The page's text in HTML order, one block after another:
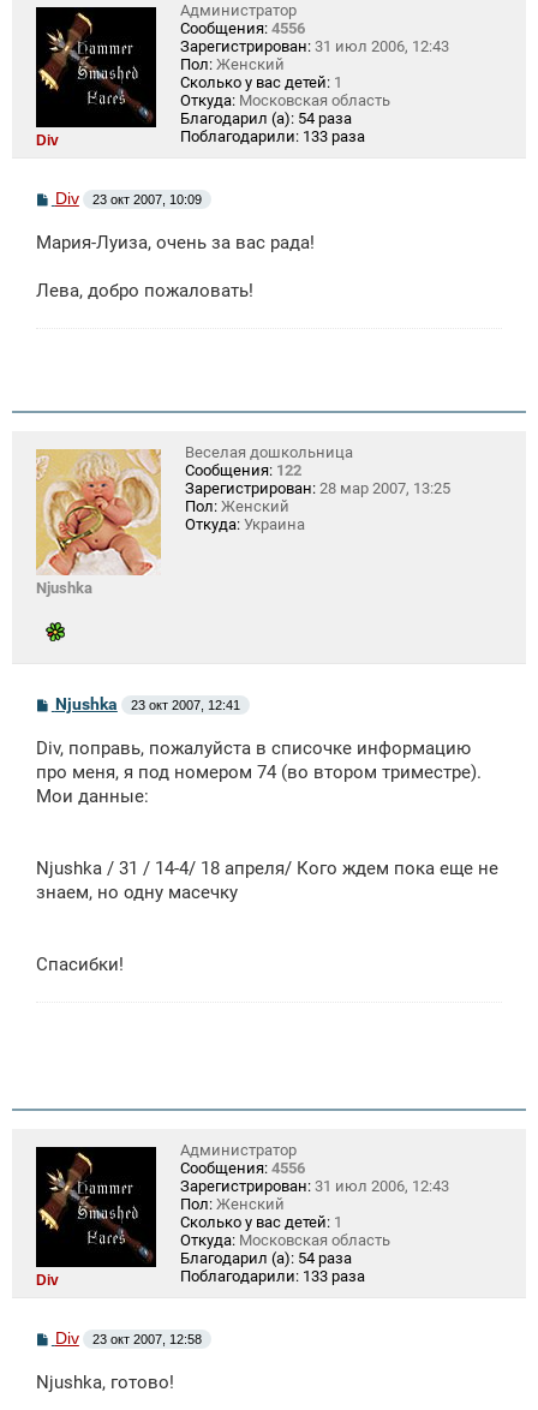
Div
Администратор
Сообщения: 4556
Зарегистрирован: 31 июл 2006, 12:43
Пол: Женский
Сколько у вас детей: 1
Откуда: Московская область
Благодарил (а): 54 раза
Поблагодарили: 133 раза
С
б
н
Div 23 окт 2007, 10:09
Мария-Луиза, очень за вас рада!
Лева, добро пожаловать!
Njushka
Веселая дошкольница
Сообщения: 122
Зарегистрирован: 28 мар 2007, 13:25
Пол: Женский
Откуда: Украина
С
б
щ
е
н
Njushka 23 окт 2007, 12:41
Div, поправь, пожалуйста в списочке информацию
про меня, я под номером 74 (во втором триместре).
Мои данные:
Njushka / 31 / 14-4/ 18 апреля/ Кого ждем пока еще не
знаем, но одну масечку
Спасибки!
Div
Администратор
Сообщения: 4556
Зарегистрирован: 31 июл 2006, 12:43
Пол: Женский
Сколько у вас детей: 1
Откуда: Московская область
Благодарил (а): 54 раза
Поблагодарили: 133 раза
С
б
Div 23 окт 2007, 12:58
Njushka, готово!